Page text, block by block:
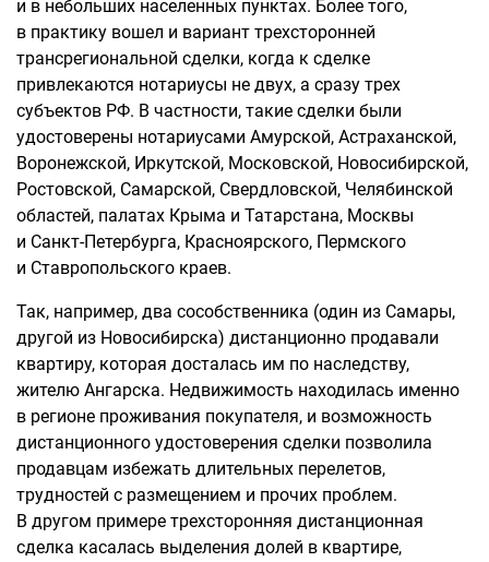
и в небольших населенных пунктах. Более того,
в практику вошел и вариант трехсторонней
трансрегиональной сделки, когда к сделке
привлекаются нотариусы не двух, а сразу трех
субъектов РФ. В частности, такие сделки были
удостоверены нотариусами Амурской, Астраханской,
Воронежской, Иркутской, Московской, Новосибирской,
Ростовской, Самарской, Свердловской, Челябинской
областей, палатах Крыма и Татарстана, Москвы
и Санкт-Петербурга, Красноярского, Пермского
и Ставропольского краев.
Так, например, два сособственника (один из Самары,
другой из Новосибирска) дистанционно продавали
квартиру, которая досталась им по наследству,
жителю Ангарска. Недвижимость находилась именно
в регионе проживания покупателя, и возможность
дистанционного удостоверения сделки позволила
продавцам избежать длительных перелетов,
трудностей с размещением и прочих проблем.
В другом примере трехсторонняя дистанционная
сделка касалась выделения долей в квартире,